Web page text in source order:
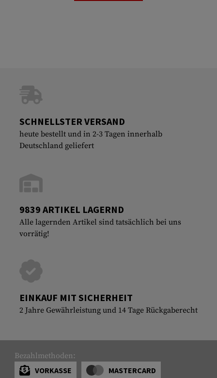
SCHNELLSTER VERSAND
heute bestellt und in 2-3 Tagen innerhalb
Deutschland geliefert
9839 ARTIKEL LAGERND
Alle lagernden Artikel sind tatsächlich bei uns
vorrätig!
EINKAUF MIT SICHERHEIT
2 Jahre Gewährleistung und 14 Tage Rückgaberecht
Bezahlmethoden:
VORKASSE
MASTERCARD